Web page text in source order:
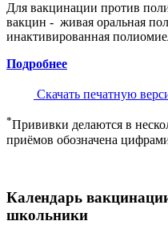
Для вакцинации против
вакцин - живая оральная
инактивированная
Подробнее
Скачать печатную
*Прививки делаются в
приёмов обозначена
Календарь
школьники